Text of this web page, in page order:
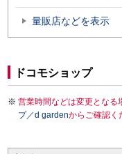
量販店などを表示
ドコモショップ
営業時間などは変更となる
プ／d gardenからご確認く